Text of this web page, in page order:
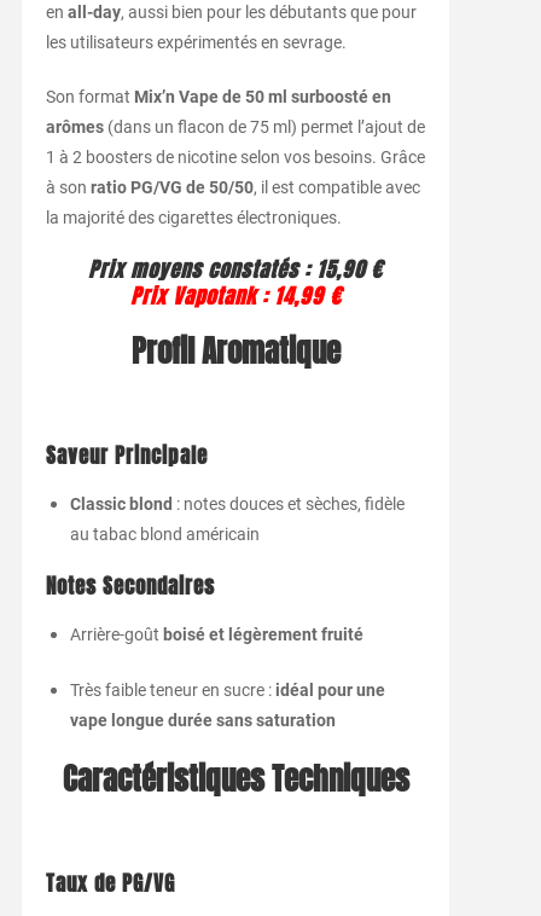
en all-day, aussi bien pour les débutants que pour
les utilisateurs expérimentés en sevrage.
Son format Mix’n Vape de 50 ml surboosté en
arômes(dans un flacon de 75 ml) permet l’ajout de
1 à 2 boosters de nicotine selon vos besoins. Grâce
à son ratio PG/VG de 50/50, il est compatible avec
la majorité des cigarettes électroniques.
Prix moyens constatés : 15,90 €
Prix Vapotank : 14,99 €
Profil Aromatique
Saveur Principale
Classic blond : notes douces et sèches, fidèle
au tabac blond américain
Notes Secondaires
Arrière-goût boisé et légèrement fruité
Très faible teneur en sucre : idéal pour une
vape longue durée sans saturation
Caractéristiques Techniques
Taux de PG/VG